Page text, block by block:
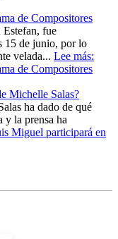
de Compositores
Estefan, fue
15 de junio, por lo
velada... Lee más:
de Compositores
Michelle Salas?
ha dado de qué
y la prensa ha
Miguel participará en